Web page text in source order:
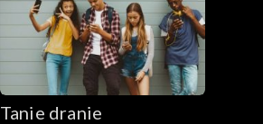
Tanie dranie